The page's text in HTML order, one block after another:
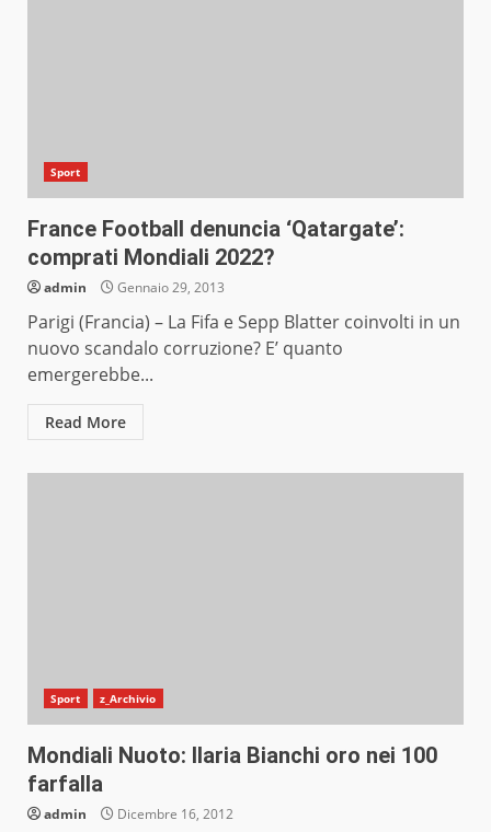
Sport
France Football denuncia ‘Qatargate’:
comprati Mondiali 2022?
admin Gennaio 29, 2013
Parigi (Francia) – La Fifa e Sepp Blatter coinvolti in un
nuovo scandalo corruzione? E’ quanto
emergerebbe...
Read More
Sport z_Archivio
Mondiali Nuoto: Ilaria Bianchi oro nei 100
farfalla
admin Dicembre 16, 2012